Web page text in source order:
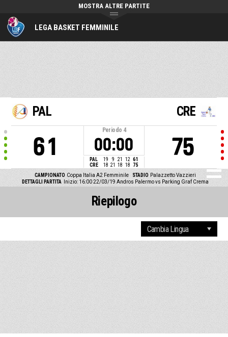
LEGA BASKET FEMMINILE
MOSTRA ALTRE PARTITE
PAL
61
Periodo 4
00:00
PAL 19 9 21 12 61
CRE
18 21 18 18 75
CRE
75
CAMPIONATO Coppa Italia A2 Femminile STADIO Palazzetto Vazzieri
DETTAGLI PARTITA
Inizio: 16:00 22/03/19 Andros Palermo vs Parking Graf Crema
Riepilogo